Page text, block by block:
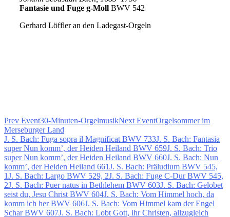
Fantasie und Fuge g-Moll BWV 542
Gerhard Löffler an den Ladegast-Orgeln
Prev Event30-Minuten-OrgelmusikNext EventOrgelsommer im
Merseburger Land
J. S. Bach: Fuga sopra il Magnificat BWV 733J. S. Bach: Fantasia
super Nun komm’, der Heiden Heiland BWV 659J. S. Bach: Trio
super Nun komm’, der Heiden Heiland BWV 660J. S. Bach: Nun
komm’, der Heiden Heiland 661J. S. Bach: Präludium BWV 545,
1J. S. Bach: Largo BWV 529, 2J. S. Bach: Fuge C-Dur BWV 545,
2J. S. Bach: Puer natus in Bethlehem BWV 603J. S. Bach: Gelobet
seist du, Jesu Christ BWV 604J. S. Bach: Vom Himmel hoch, da
komm ich her BWV 606J. S. Bach: Vom Himmel kam der Engel
Schar BWV 607J. S. Bach: Lobt Gott, ihr Christen, allzugleich